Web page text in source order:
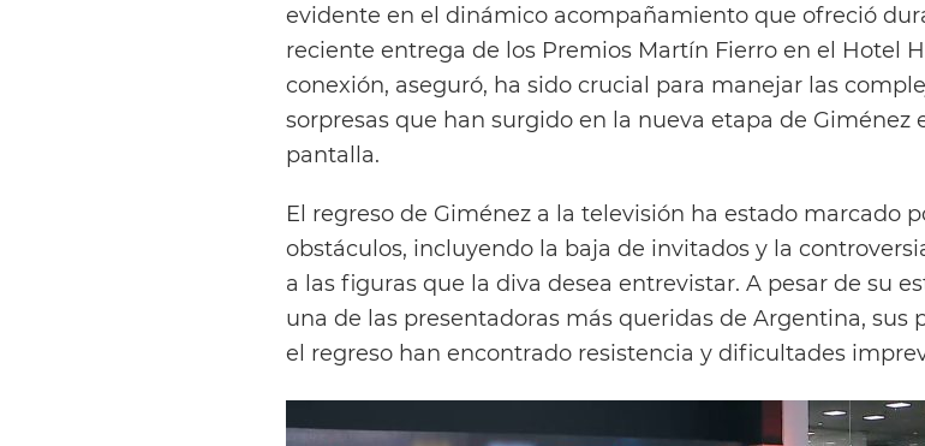
evidente en el dinámico acompañamiento que ofreció
reciente entrega de los Premios Martín Fierro en el Hotel
conexión, aseguró, ha sido crucial para manejar las
sorpresas que han surgido en la nueva etapa de Giménez
pantalla.
El regreso de Giménez a la televisión ha estado marcado
obstáculos, incluyendo la baja de invitados y la
a las figuras que la diva desea entrevistar. A pesar de su
una de las presentadoras más queridas de Argentina, sus
el regreso han encontrado resistencia y dificultades